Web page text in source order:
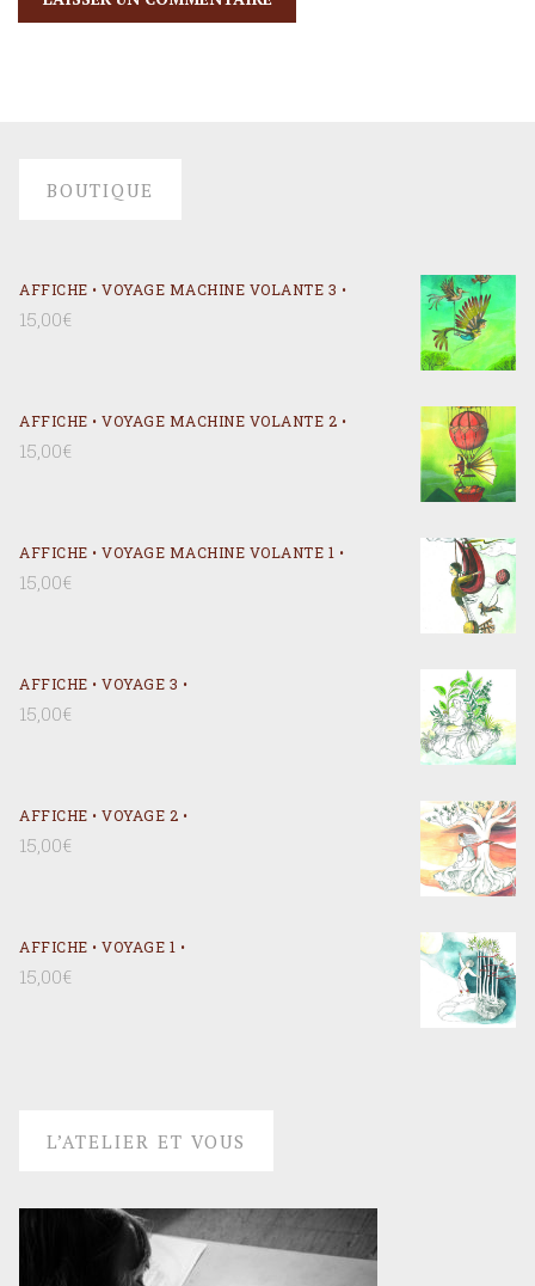
BOUTIQUE
AFFICHE • VOYAGE MACHINE VOLANTE 3 •
15,00€
AFFICHE • VOYAGE MACHINE VOLANTE 2 •
15,00€
AFFICHE • VOYAGE MACHINE VOLANTE 1 •
15,00€
AFFICHE • VOYAGE 3 •
15,00€
AFFICHE • VOYAGE 2 •
15,00€
AFFICHE • VOYAGE 1 •
15,00€
L’ATELIER ET VOUS